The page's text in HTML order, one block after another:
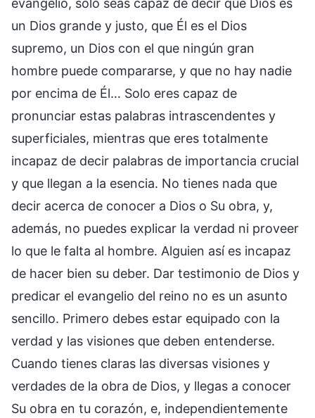
un Dios grande y justo, que Él es el Dios
supremo, un Dios con el que ningún gran
hombre puede compararse, y que no hay nadie
por encima de Él… Solo eres capaz de
pronunciar estas palabras intrascendentes y
superficiales, mientras que eres totalmente
incapaz de decir palabras de importancia crucial
y que llegan a la esencia. No tienes nada que
decir acerca de conocer a Dios o Su obra, y,
además, no puedes explicar la verdad ni proveer
lo que le falta al hombre. Alguien así es incapaz
de hacer bien su deber. Dar testimonio de Dios y
predicar el evangelio del reino no es un asunto
sencillo. Primero debes estar equipado con la
verdad y las visiones que deben entenderse.
Cuando tienes claras las diversas visiones y
verdades de la obra de Dios, y llegas a conocer
Su obra en tu corazón, e, independientemente